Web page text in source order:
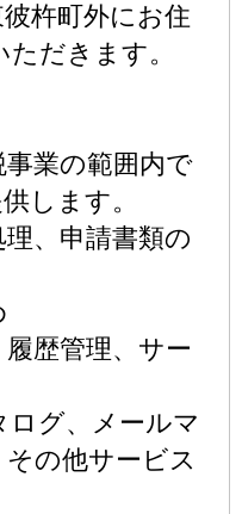
杵町外にお住
だきます。
業の範囲内で
します。
、申請書類の
歴管理、サー
ログ、メールマ
の他サービス